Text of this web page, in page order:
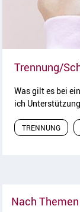
Trennung/
Was gilt es bei
ich
TRENNUNG
Nach